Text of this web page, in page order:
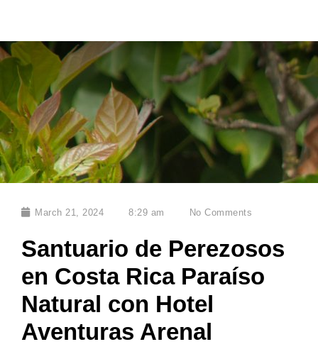
March 21, 2024 8:29 am No Comments
Santuario de Perezosos
en Costa Rica Paraíso
Natural con Hotel
Aventuras Arenal